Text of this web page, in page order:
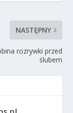
NASTĘPNY
rozrywki przed
ślubem